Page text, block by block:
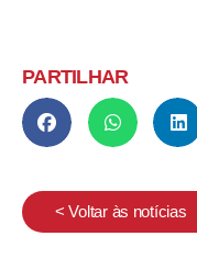
PARTILHAR
< Voltar às notícias